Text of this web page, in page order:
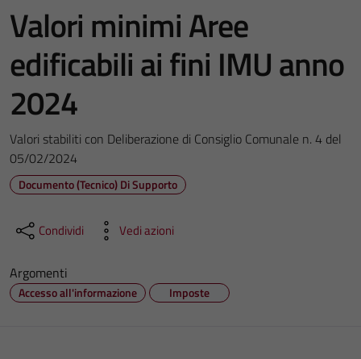
Valori minimi Aree
edificabili ai fini IMU anno
2024
Valori stabiliti con Deliberazione di Consiglio Comunale n. 4 del
05/02/2024
Documento (tecnico) Di Supporto
Condividi Vedi azioni
Argomenti
Accesso all'informazione Imposte